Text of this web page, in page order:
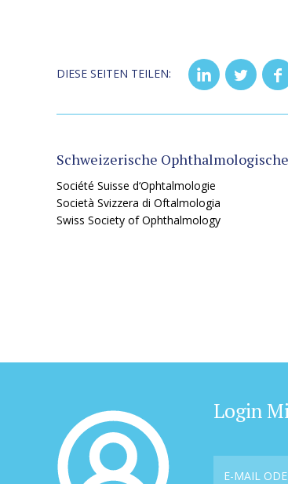
DIESE SEITEN TEILEN:
Schweizerische
Société Suisse d‘Ophtalmologie
Società Svizzera di Oftalmologia
Swiss Society of Ophthalmology
Login